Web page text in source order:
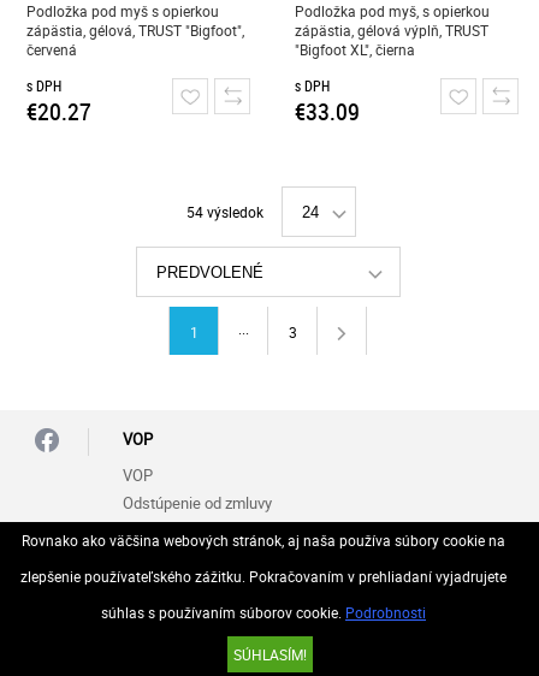
Podložka pod myš s opierkou
zápästia, gélová, TRUST "Bigfoot",
červená
s DPH
€20.27
Podložka pod myš, s opierkou
zápästia, gélová výplň, TRUST
"Bigfoot XL", čierna
s DPH
€33.09
54 výsledok 24
PREDVOLENÉ
1 3
VOP
VOP
Odstúpenie od zmluvy
© 2026 Všetky práva vyhradené..
Rovnako ako väčšina webových stránok, aj naša používa súbory cookie na
zlepšenie používateľského zážitku. Pokračovaním v prehliadaní vyjadrujete
súhlas s používaním súborov cookie. Podrobnosti
SÚHLASÍM!